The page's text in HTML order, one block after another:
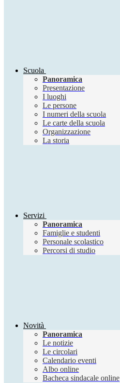
Scuola
Panoramica
Presentazione
I luoghi
Le persone
I numeri della scuola
Le carte della scuola
Organizzazione
La storia
Servizi
Panoramica
Famiglie e studenti
Personale scolastico
Percorsi di studio
Novità
Panoramica
Le notizie
Le circolari
Calendario eventi
Albo online
Bacheca sindacale online